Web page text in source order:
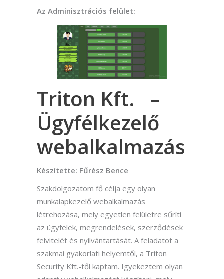
Az Adminisztrációs felület:
Triton Kft. –
Ügyfélkezelő
webalkalmazás
Készítette: Fűrész Bence
Szakdolgozatom fő célja egy olyan
munkalapkezelő webalkalmazás
létrehozása, mely egyetlen felületre sűríti
az ügyfelek, megrendelések, szerződések
felvitelét és nyilvántartását. A feladatot a
szakmai gyakorlati helyemtől, a Triton
Security Kft.-től kaptam. Igyekeztem olyan